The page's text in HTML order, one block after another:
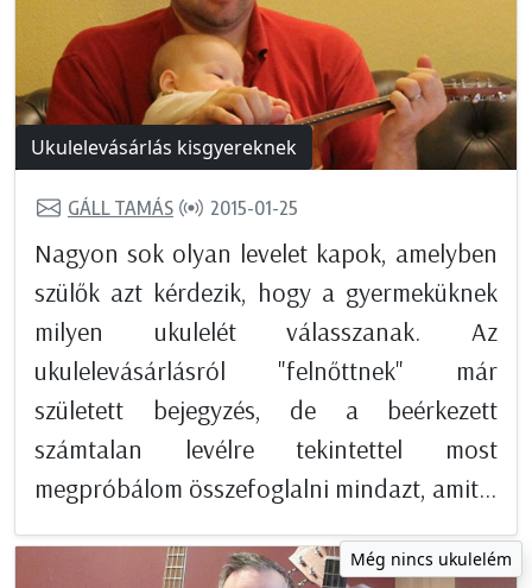
Ukulelevásárlás kisgyereknek
GÁLL TAMÁS 2015-01-25
Nagyon sok olyan levelet kapok, amelyben
szülők azt kérdezik, hogy a gyermeküknek
milyen ukulelét válasszanak. Az
ukulelevásárlásról "felnőttnek" már
született bejegyzés, de a beérkezett
számtalan levélre tekintettel most
megpróbálom összefoglalni mindazt, amit...
Még nincs ukulelém